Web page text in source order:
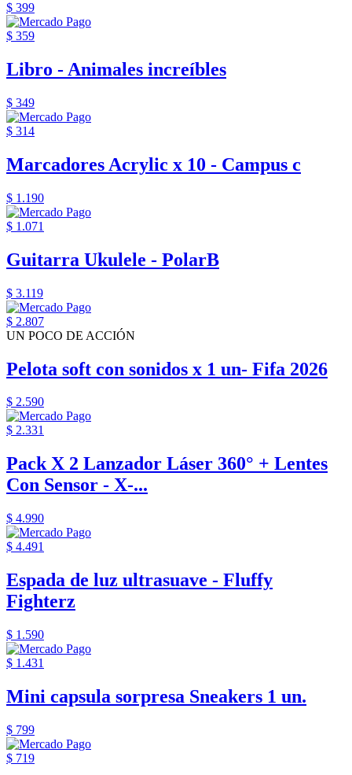
$ 399
$ 359
Libro - Animales increíbles
$ 349
$ 314
Marcadores Acrylic x 10 - Campus c
$ 1.190
$ 1.071
Guitarra Ukulele - PolarB
$ 3.119
$ 2.807
UN POCO DE ACCIÓN
Pelota soft con sonidos x 1 un- Fifa 2026
$ 2.590
$ 2.331
Pack X 2 Lanzador Láser 360° + Lentes
Con Sensor - X-...
$ 4.990
$ 4.491
Espada de luz ultrasuave - Fluffy
Fighterz
$ 1.590
$ 1.431
Mini capsula sorpresa Sneakers 1 un.
$ 799
$ 719